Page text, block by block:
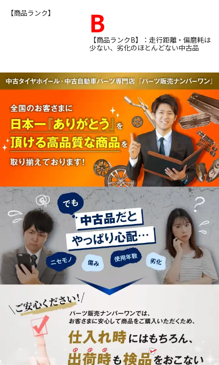
【商品ランク】
B
【商品ランクB】：走行距離・偏磨耗は
少ない、劣化のほとんどない中古品